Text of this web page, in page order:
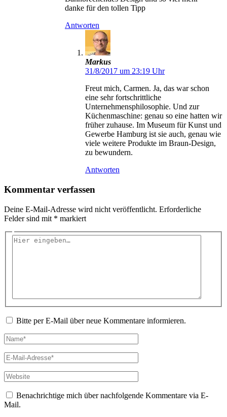
danke für den tollen Tipp
Antworten
Markus
31/8/2017 um 23:19 Uhr
Freut mich, Carmen. Ja, das war schon
eine sehr fortschrittliche
Unternehmensphilosophie. Und zur
Küchenmaschine: genau so eine hatten wir
früher zuhause. Im Museum für Kunst und
Gewerbe Hamburg ist sie auch, genau wie
viele weitere Produkte im Braun-Design,
zu bewundern.
Antworten
Kommentar verfassen
Deine E-Mail-Adresse wird nicht veröffentlicht. Erforderliche
Felder sind mit * markiert
Hier
Bitte per E-Mail über neue Kommentare informieren.
Name*
E-
Mail-
Adresse*
Website
Benachrichtige mich über nachfolgende Kommentare via E-
Mail.